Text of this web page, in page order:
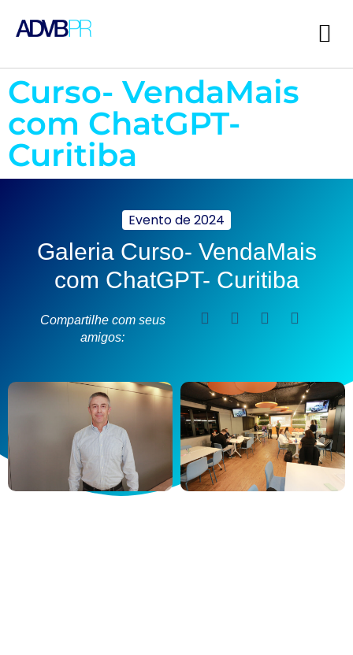
Curso- VendaMais
com ChatGPT-
Curitiba
Evento de2024
Galeria Curso- VendaMais
com ChatGPT- Curitiba
Compartilhe com seus
amigos: